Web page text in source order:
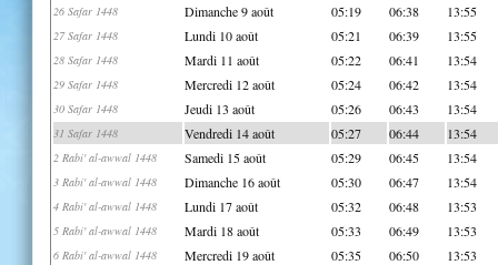
26 Safar 1448 Dimanche 9 août 05:19 06:38 13:55
27 Safar 1448 Lundi 10 août 05:21 06:39 13:55
28 Safar 1448 Mardi 11 août 05:22 06:41 13:54
29 Safar 1448 Mercredi 12 août 05:24 06:42 13:54
30 Safar 1448 Jeudi 13 août 05:26 06:43 13:54
31 Safar 1448 Vendredi 14 août 05:27 06:44 13:54
2 Rabi' al-awwal 1448 Samedi 15 août 05:29 06:45 13:54
3 Rabi' al-awwal 1448 Dimanche 16 août 05:30 06:47 13:54
4 Rabi' al-awwal 1448 Lundi 17 août 05:32 06:48 13:53
5 Rabi' al-awwal 1448 Mardi 18 août 05:33 06:49 13:53
6 Rabi' al-awwal 1448 Mercredi 19 août 05:35 06:50 13:53